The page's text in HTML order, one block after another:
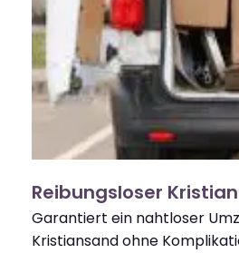
Reibungsloser
Garantiert ein nahtloser
Kristiansand ohne